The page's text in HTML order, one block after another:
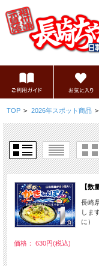
TOP > 2026年スポット商品 >
【数
長崎
しま
に）
価格： 630円(税込)